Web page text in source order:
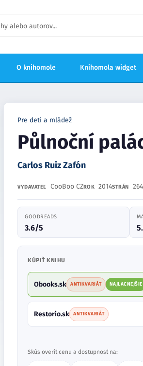
O knihomole Knihomola widget
Pre deti a mládež
Půlnoční
Carlos Ruiz Zafón
VYDAVATEĽ CooBoo CZROK 2014STRÁN 264
GOODREADS
3.6/5
KÚPIŤ KNIHU
Obooks.sk ANTIKVARIÁT NAJLACNEJŠIE
Restorio.sk ANTIKVARIÁT
Skús overiť cenu a dostupnosť na: